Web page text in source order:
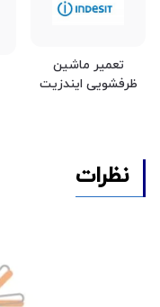
تعمیر ماشین
ظرفشویی ایندزیت
نظرات